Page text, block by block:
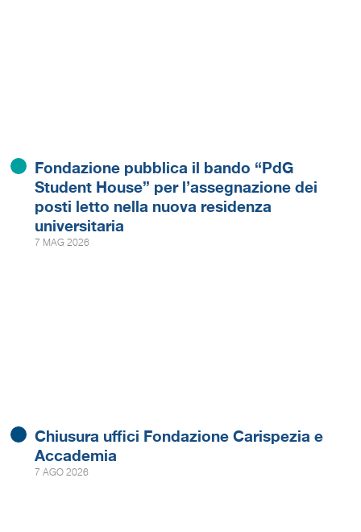
Fondazione pubblica il bando “PdG
Student House” per l’assegnazione dei
posti letto nella nuova residenza
universitaria
7 MAG 2026
Chiusura uffici Fondazione Carispezia e
Accademia
7 AGO 2026